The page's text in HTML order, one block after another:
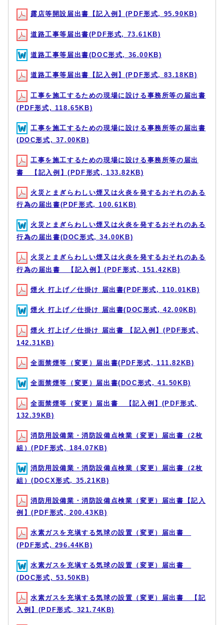
露店等開設届出書【記入例】(PDF形式, 95.90KB)
道路工事等届出書(PDF形式, 73.61KB)
道路工事等届出書(DOC形式, 36.00KB)
道路工事等届出書【記入例】(PDF形式, 83.18KB)
工事を施工するための現場に設ける事務所等の届出書
(PDF形式, 118.65KB)
工事を施工するための現場に設ける事務所等の届出書
(DOC形式, 37.00KB)
工事を施工するための現場に設ける事務所等の届出
書 【記入例】(PDF形式, 133.82KB)
火災とまぎらわしい煙又は火炎を発するおそれのある
行為の届出書(PDF形式, 100.61KB)
火災とまぎらわしい煙又は火炎を発するおそれのある
行為の届出書(DOC形式, 34.00KB)
火災とまぎらわしい煙又は火炎を発するおそれのある
行為の届出書 【記入例】(PDF形式, 151.42KB)
煙火 打上げ／仕掛け 届出書(PDF形式, 110.01KB)
煙火 打上げ／仕掛け 届出書(DOC形式, 42.00KB)
煙火 打上げ／仕掛け 届出書 【記入例】(PDF形式,
142.31KB)
全面禁煙等（変更）届出書(PDF形式, 111.82KB)
全面禁煙等（変更）届出書(DOC形式, 41.50KB)
全面禁煙等（変更）届出書 【記入例】(PDF形式,
132.39KB)
消防用設備業・消防設備点検業（変更）届出書（2枚
組）(PDF形式, 184.07KB)
消防用設備業・消防設備点検業（変更）届出書（2枚
組）(DOCX形式, 35.21KB)
消防用設備業・消防設備点検業（変更）届出書【記入
例】(PDF形式, 200.43KB)
水素ガスを充塡する気球の設置（変更）届出書
(PDF形式, 296.44KB)
水素ガスを充塡する気球の設置（変更）届出書
(DOC形式, 53.50KB)
水素ガスを充塡する気球の設置（変更）届出書 【記
入例】(PDF形式, 321.74KB)